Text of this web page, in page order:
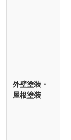
外壁塗装・
屋根塗装